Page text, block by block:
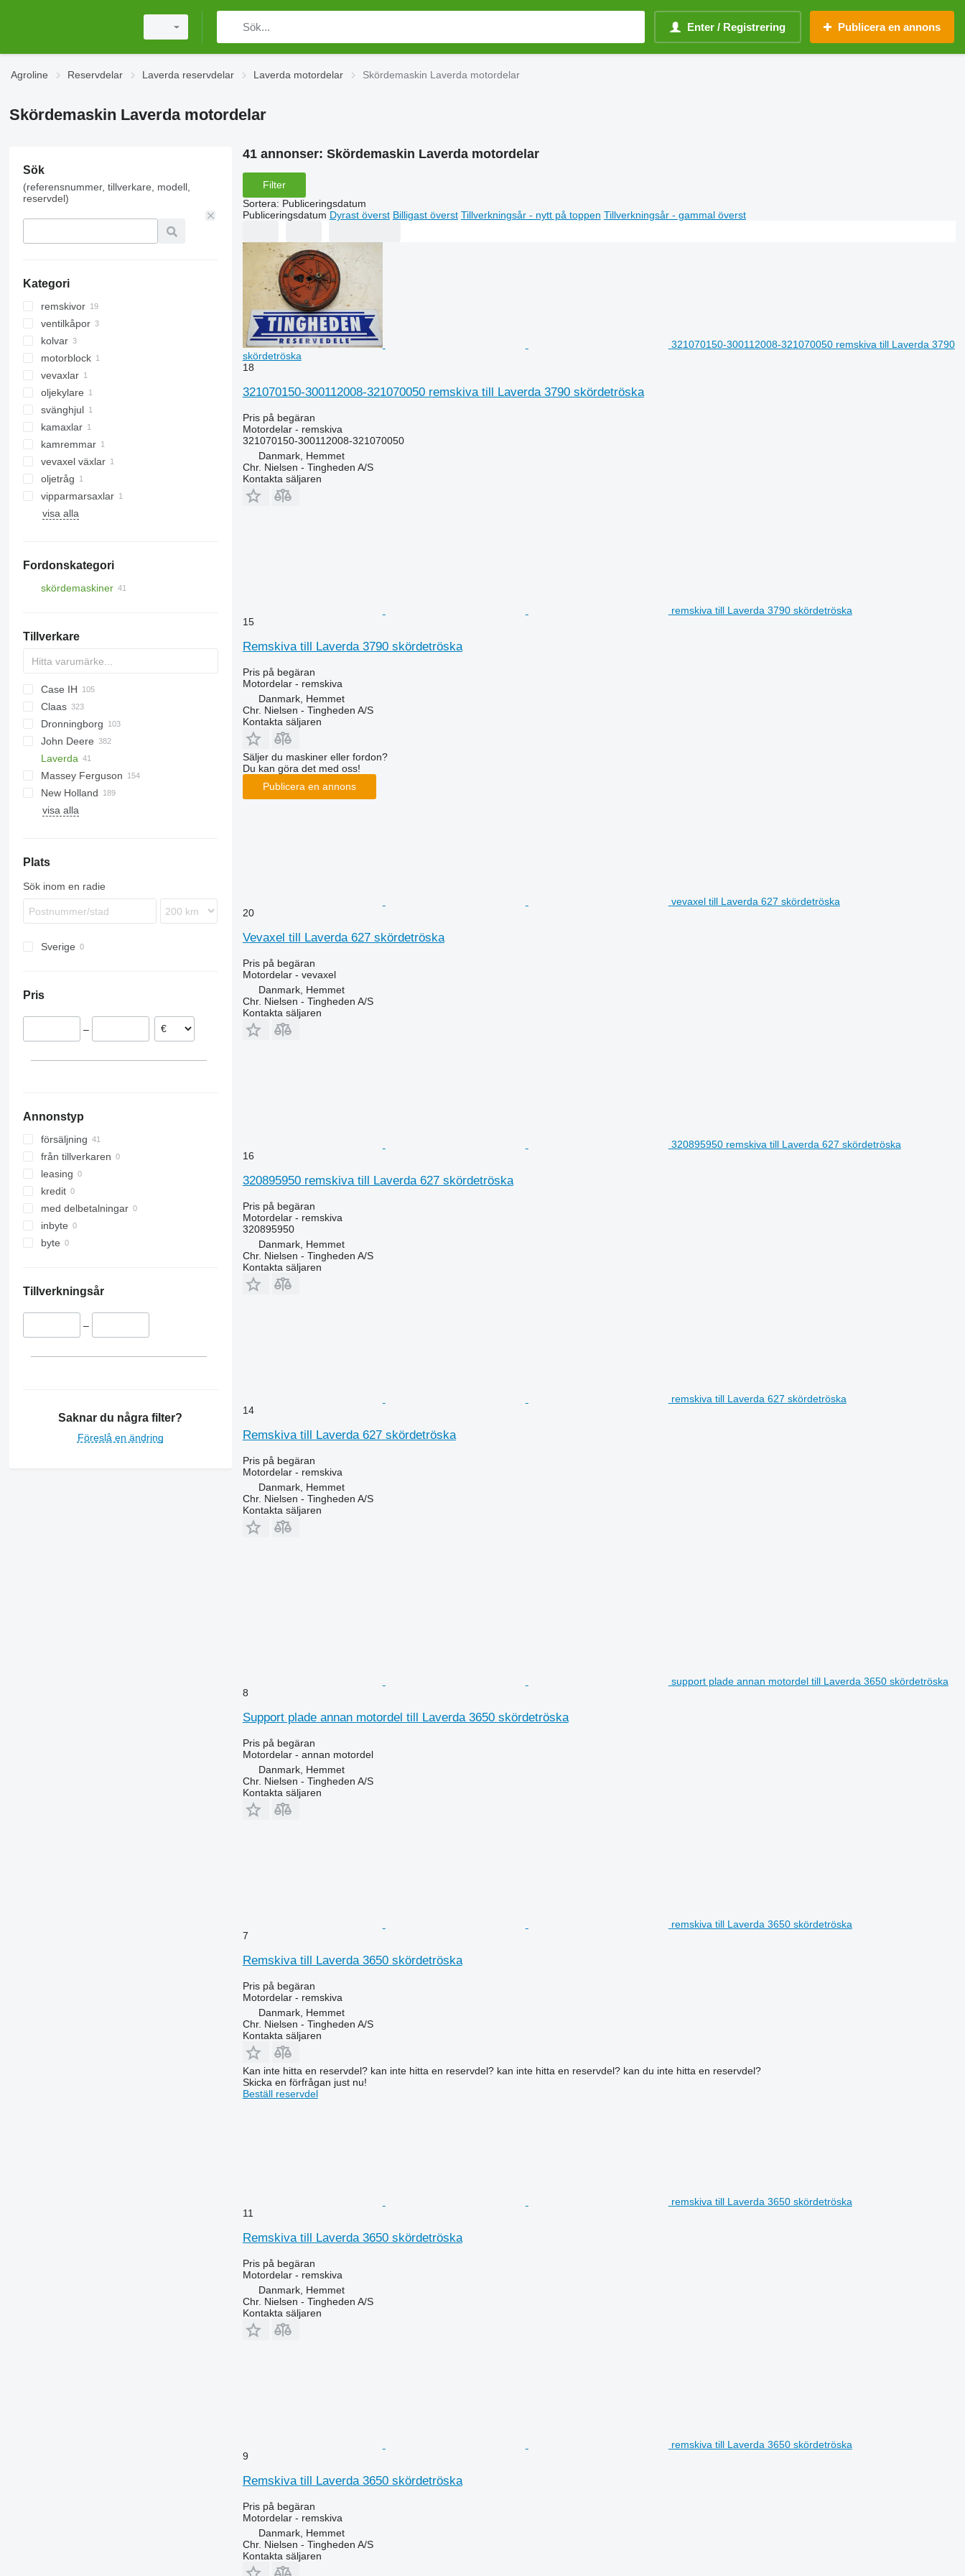
Enter / Registrering Publicera en annons
Agroline Reservdelar Laverda reservdelar Laverda motordelar Skördemaskin Laverda motordelar
Skördemaskin Laverda motordelar
Sök
(referensnummer, tillverkare, modell,
reservdel)
Kategori
remskivor
ventilkåpor
kolvar
motorblock
vevaxlar
oljekylare
svänghjul
kamaxlar
kamremmar
vevaxel växlar
oljetråg
vipparmarsaxlar
visa alla
Fordonskategori
skördemaskiner
Tillverkare
Case IH
1660
1680
2166
2388
5120
5130
5140
CF
C-series
Claas
C-series
Commandor
Dominator
Jaguar
Lexion
Medion
M series
TopLiner
Dronningborg
D-series
John Deere
550
955
965
1075
9560
9650
9770
T-series
W-series
Big X
Laverda
3500
3650
Massey Ferguson
34
38
7370
8737
9380
New Holland
BB
T-series
TF
1100 Series
visa alla
Plats
Sök inom en radie
Sverige
Pris
–
Annonstyp
försäljning
från tillverkaren
leasing
kredit
med delbetalningar
inbyte
byte
Tillverkningsår
–
Saknar du några filter?
Föreslå en ändring
41 annonser: Skördemaskin Laverda motordelar
Filter
Sortera: Publiceringsdatum
Publiceringsdatum Dyrast överst Billigast överst Tillverkningsår - nytt på toppen Tillverkningsår - gammal överst
321070150-300112008-321070050 remskiva till Laverda 3790
skördetröska
18
321070150-300112008-321070050 remskiva till Laverda 3790 skördetröska
Pris på begäran
Motordelar - remskiva
321070150-300112008-321070050
Danmark, Hemmet
Chr. Nielsen - Tingheden A/S
Kontakta säljaren
remskiva till Laverda 3790 skördetröska
15
Remskiva till Laverda 3790 skördetröska
Pris på begäran
Motordelar - remskiva
Danmark, Hemmet
Chr. Nielsen - Tingheden A/S
Kontakta säljaren
Säljer du maskiner eller fordon?
Du kan göra det med oss!
Publicera en annons
vevaxel till Laverda 627 skördetröska
20
Vevaxel till Laverda 627 skördetröska
Pris på begäran
Motordelar - vevaxel
Danmark, Hemmet
Chr. Nielsen - Tingheden A/S
Kontakta säljaren
320895950 remskiva till Laverda 627 skördetröska
16
320895950 remskiva till Laverda 627 skördetröska
Pris på begäran
Motordelar - remskiva
320895950
Danmark, Hemmet
Chr. Nielsen - Tingheden A/S
Kontakta säljaren
remskiva till Laverda 627 skördetröska
14
Remskiva till Laverda 627 skördetröska
Pris på begäran
Motordelar - remskiva
Danmark, Hemmet
Chr. Nielsen - Tingheden A/S
Kontakta säljaren
support plade annan motordel till Laverda 3650 skördetröska
8
Support plade annan motordel till Laverda 3650 skördetröska
Pris på begäran
Motordelar - annan motordel
Danmark, Hemmet
Chr. Nielsen - Tingheden A/S
Kontakta säljaren
remskiva till Laverda 3650 skördetröska
7
Remskiva till Laverda 3650 skördetröska
Pris på begäran
Motordelar - remskiva
Danmark, Hemmet
Chr. Nielsen - Tingheden A/S
Kontakta säljaren
Kan inte hitta en reservdel? kan inte hitta en reservdel? kan inte hitta en reservdel? kan du inte hitta en reservdel?
Skicka en förfrågan just nu!
Beställ reservdel
remskiva till Laverda 3650 skördetröska
11
Remskiva till Laverda 3650 skördetröska
Pris på begäran
Motordelar - remskiva
Danmark, Hemmet
Chr. Nielsen - Tingheden A/S
Kontakta säljaren
remskiva till Laverda 3650 skördetröska
9
Remskiva till Laverda 3650 skördetröska
Pris på begäran
Motordelar - remskiva
Danmark, Hemmet
Chr. Nielsen - Tingheden A/S
Kontakta säljaren